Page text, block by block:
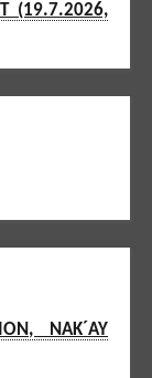
(19.7.2026,
NAK´AY